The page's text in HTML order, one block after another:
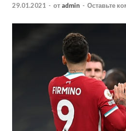
29.01.2021 - от admin - Оставьте